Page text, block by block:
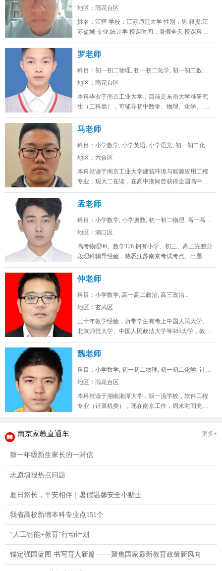
地区：雨花台区
姓名：江恒 学校：江苏师范大学 性别：男 籍贯:江
苏盐城 专业:统计学 授课时间：暑假全天 授课科
目：小学初...
罗老师
科目：初一初二物理, 初一初二化学, 初一初二数学, ...
地区：雨花台区
本科毕业于南京工业大学，目前是东南大学准研究
生（工科类），可辅导初中数学、物理、化学。 可
线上/线下，南京雨花台、浦口...
马老师
科目：小学数学, 小学英语, 小学语文, 初一初二化学...
地区：六合区
本科就读于南京工业大学建筑环境与能源应用工程
专业，现大二在读，在高中期间曾获得全国高中生
英语能力测评大赛省一，全国化学奥...
孟老师
科目：小学数学, 小学奥数, 初一初二物理, 高一高二...
地区：浦口区
高考物理96、数学126 拥有小学、初三、高三完整分
段理科辅导经验，熟悉江苏南京考试考点、出题思
路，擅长补差提分、五升...
仲老师
科目：小学数学, 高一高二政治, 高三政治...
地区：玄武区
三十年教学经验，所带学生有考上中国人民大学、
北京师范大学、中国人民政法大学等985大学，教学
态度认真，品德高尚。...
魏老师
科目：小学数学, 初一初二物理, 初一初二化学, 计算...
地区：雨花台区
本科就读于湖南湘潭大学，双一流学校，软件工程
专业（计算机类），现在南京工作，周末时间充
南京家教直通车 更多+
致一年级新生家长的一封信
志愿填报热点问题
夏日悠长，平安相伴｜暑假温馨安全小贴士
我省高校新增本科专业点151个
“人工智能+教育”行动计划
锚定强国蓝图 书写育人新篇 ——聚焦国家最新教育政策新风向